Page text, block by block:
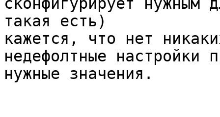
сконфигурирует нужным
такая есть)
кажется, что нет
недефолтные настройки
нужные значения.